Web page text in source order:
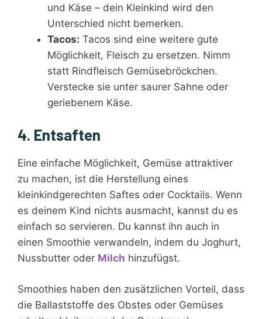
und Käse – dein Kleinkind wird den
Unterschied nicht bemerken.
Tacos: Tacos sind eine weitere gute
Möglichkeit, Fleisch zu ersetzen. Nimm
statt Rindfleisch Gemüsebröckchen.
Verstecke sie unter saurer Sahne oder
geriebenem Käse.
4. Entsaften
Eine einfache Möglichkeit, Gemüse attraktiver
zu machen, ist die Herstellung eines
kleinkindgerechten Saftes oder Cocktails. Wenn
es deinem Kind nichts ausmacht, kannst du es
einfach so servieren. Du kannst ihn auch in
einen Smoothie verwandeln, indem du Joghurt,
Nussbutter oder Milch hinzufügst.
Smoothies haben den zusätzlichen Vorteil, dass
die Ballaststoffe des Obstes oder Gemüses